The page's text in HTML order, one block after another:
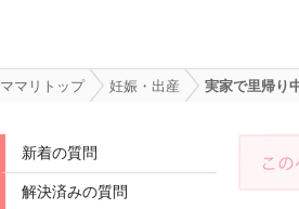
ママリトップ 妊娠・出産 実家で里帰り
新着の質問
解決済みの質問